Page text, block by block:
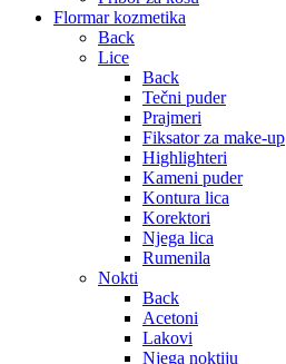
Flormar kozmetika
Back
Lice
Back
Tečni puder
Prajmeri
Fiksator za make-up
Highlighteri
Kameni puder
Kontura lica
Korektori
Njega lica
Rumenila
Nokti
Back
Acetoni
Lakovi
Njega noktiju